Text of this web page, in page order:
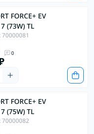
FORCE+ EV
(73W) TL
70000081
0
FORCE+ EV
(75W) TL
70000082